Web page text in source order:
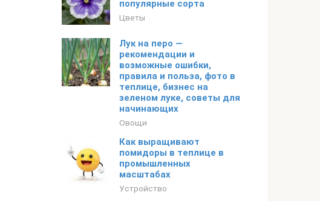
популярные сорта
Цветы
Лук на перо —
рекомендации и
возможные ошибки,
правила и польза, фото в
теплице, бизнес на
зеленом луке, советы для
начинающих
Овощи
Как выращивают
помидоры в теплице в
промышленных
масштабах
Устройство